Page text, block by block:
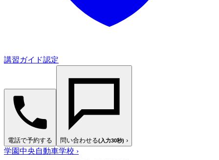
講習ガイド認定
電話で予約する 問い合わせる(入力30秒) ›
学園中央自動車学校 ›